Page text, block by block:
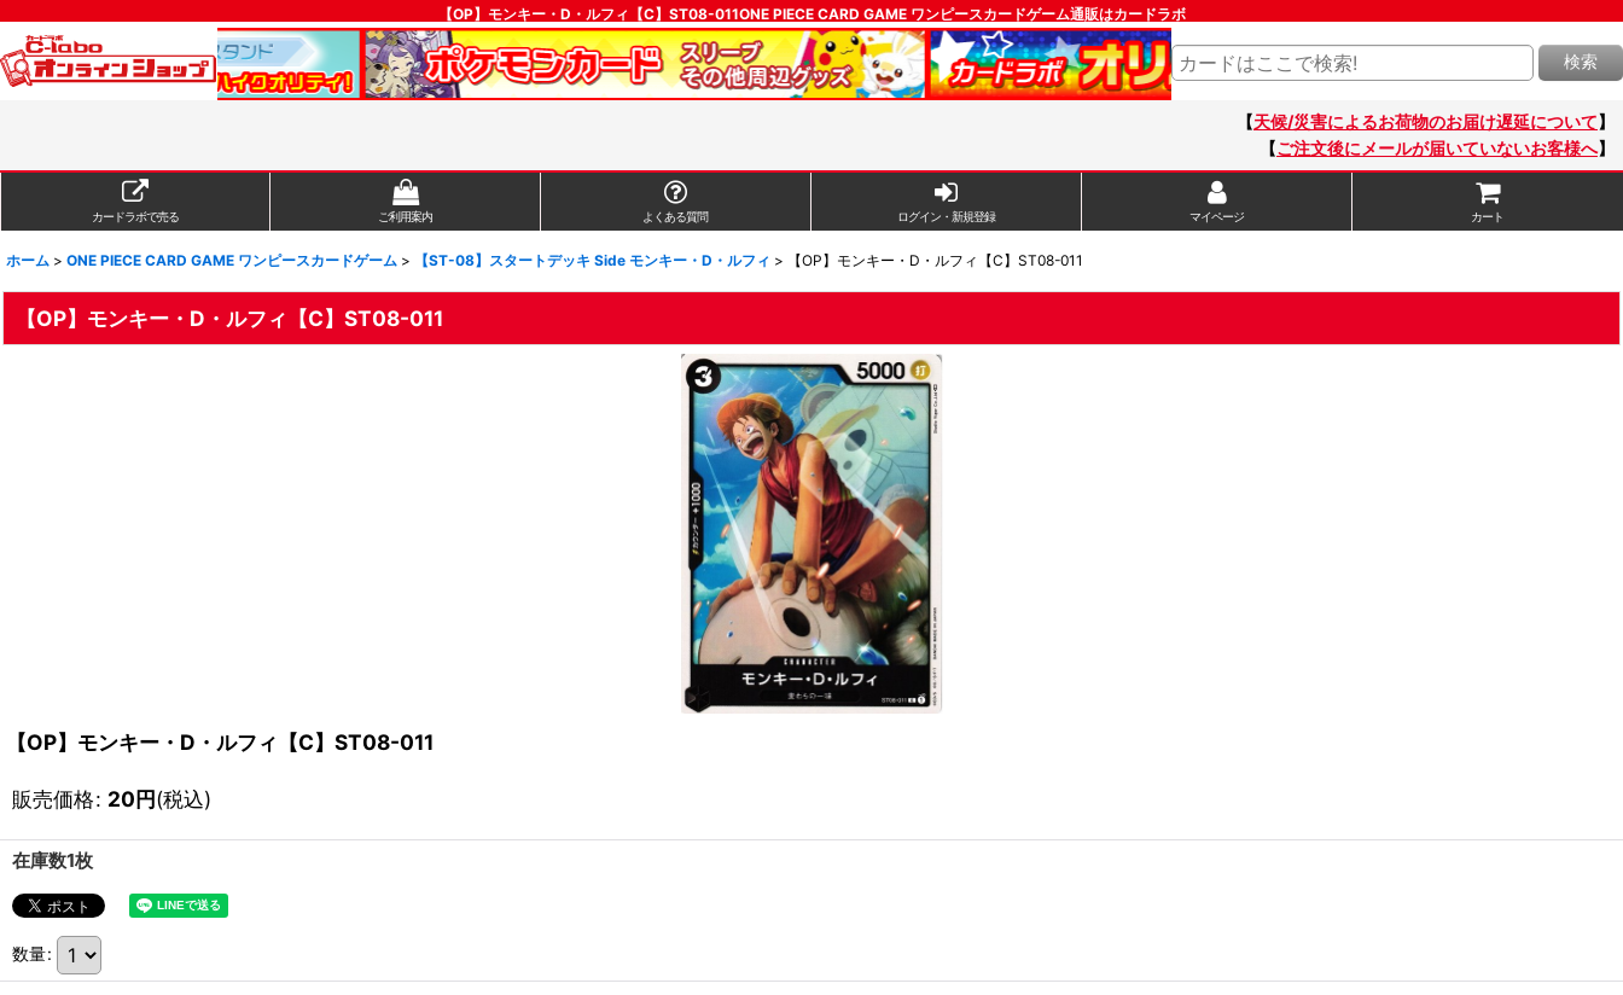
【OP】モンキー・D・ルフィ【C】ST08-011ONE PIECE CARD GAME ワンピースカードゲーム通販はカードラボ
検索
【天候/災害によるお荷物のお届け遅延について】
【ご注文後にメールが届いていないお客様へ】
カードラボで売る ご利用案内 よくある質問 ログイン・新規登録 マイページ カート
ホーム > ONE PIECE CARD GAME ワンピースカードゲーム > 【ST-08】スタートデッキ Side モンキー・D・ルフィ > 【OP】モンキー・D・ルフィ【C】ST08-011
【OP】モンキー・D・ルフィ【C】ST08-011
【OP】モンキー・D・ルフィ【C】ST08-011
販売価格: 20円(税込)
在庫数1枚
数量: